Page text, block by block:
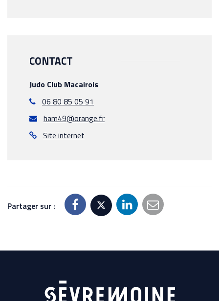
CONTACT
Judo Club Macairois
06 80 85 05 91
ham49@orange.fr
Site internet
Partager sur :